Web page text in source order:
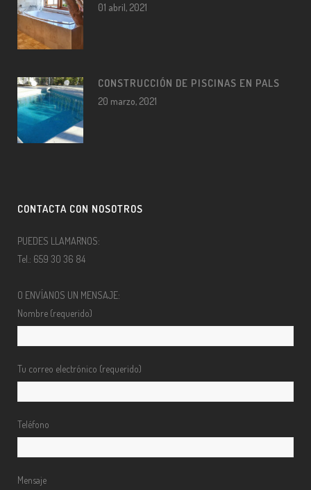
01 abril, 2021
CONSTRUCCIÓN DE PISCINAS EN PALS
20 marzo, 2021
CONTACTA CON NOSOTROS
PUEDES LLAMARNOS:
Tel.: 659 30 36 84
O ENVÍANOS UN MENSAJE:
Nombre (requerido)
Tu correo electrónico (requerido)
Teléfono
Mensaje